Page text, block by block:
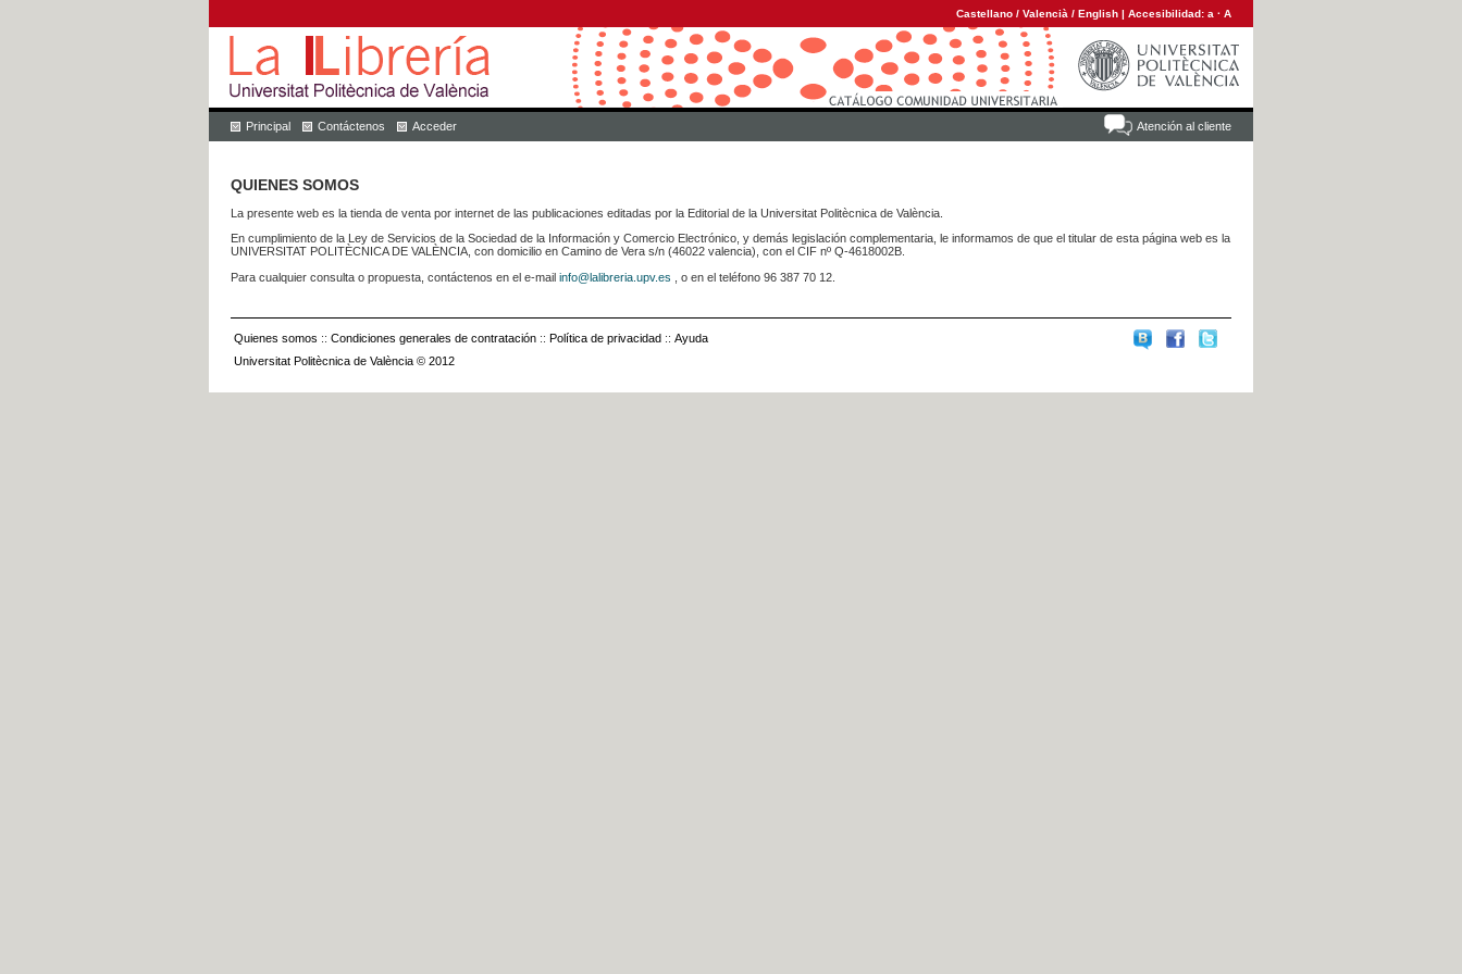
Castellano / Valencià / English | Accesibilidad: a · A
Atención al cliente
Principal Contáctenos Acceder
QUIENES SOMOS
La presente web es la tienda de venta por internet de las publicaciones editadas por la Editorial de la Universitat Politècnica de València.
En cumplimiento de la Ley de Servicios de la Sociedad de la Información y Comercio Electrónico, y demás legislación complementaria, le informamos de que el titular de esta página web es la
UNIVERSITAT POLITÈCNICA DE VALÈNCIA, con domicilio en Camino de Vera s/n (46022 valencia), con el CIF nº Q-4618002B.
Para cualquier consulta o propuesta, contáctenos en el e-mail info@lalibreria.upv.es , o en el teléfono 96 387 70 12.
Quienes somos :: Condiciones generales de contratación :: Política de privacidad :: Ayuda
Universitat Politècnica de València © 2012